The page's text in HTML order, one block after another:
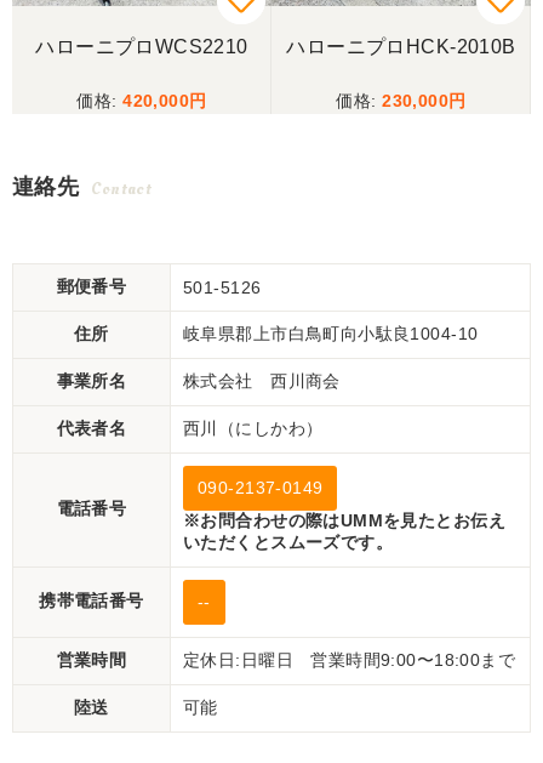
ハローニプロWCS2210
420,000
ハローニプロHCK-2010B
230,000
連絡先 Contact
郵便番号 501-5126
住所 岐阜県郡上市白鳥町向小駄良1004-10
事業所名 株式会社 西川商会
代表者名 西川（にしかわ）
電話番号
090-2137-0149
※お問合わせの際はUMMを見たとお伝え
いただくとスムーズです。
携帯電話番号 --
営業時間 定休日:日曜日 営業時間9:00〜18:00まで
陸送 可能